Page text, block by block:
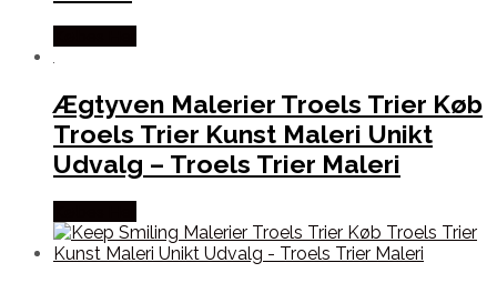
Ægtyven Malerier Troels Trier Køb
Troels Trier Kunst Maleri Unikt
Udvalg – Troels Trier Maleri